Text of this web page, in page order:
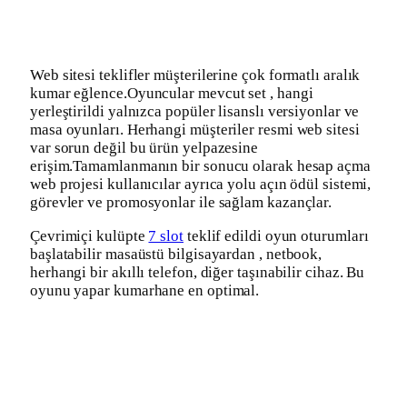
Web sitesi teklifler müşterilerine çok formatlı aralık
kumar eğlence.Oyuncular mevcut set , hangi
yerleştirildi yalnızca popüler lisanslı versiyonlar ve
masa oyunları. Herhangi müşteriler resmi web sitesi
var sorun değil bu ürün yelpazesine
erişim.Tamamlanmanın bir sonucu olarak hesap açma
web projesi kullanıcılar ayrıca yolu açın ödül sistemi,
görevler ve promosyonlar ile sağlam kazançlar.
Çevrimiçi kulüpte 7 slotteklif edildi oyun oturumları
başlatabilir masaüstü bilgisayardan , netbook,
herhangi bir akıllı telefon, diğer taşınabilir cihaz. Bu
oyunu yapar kumarhane en optimal.